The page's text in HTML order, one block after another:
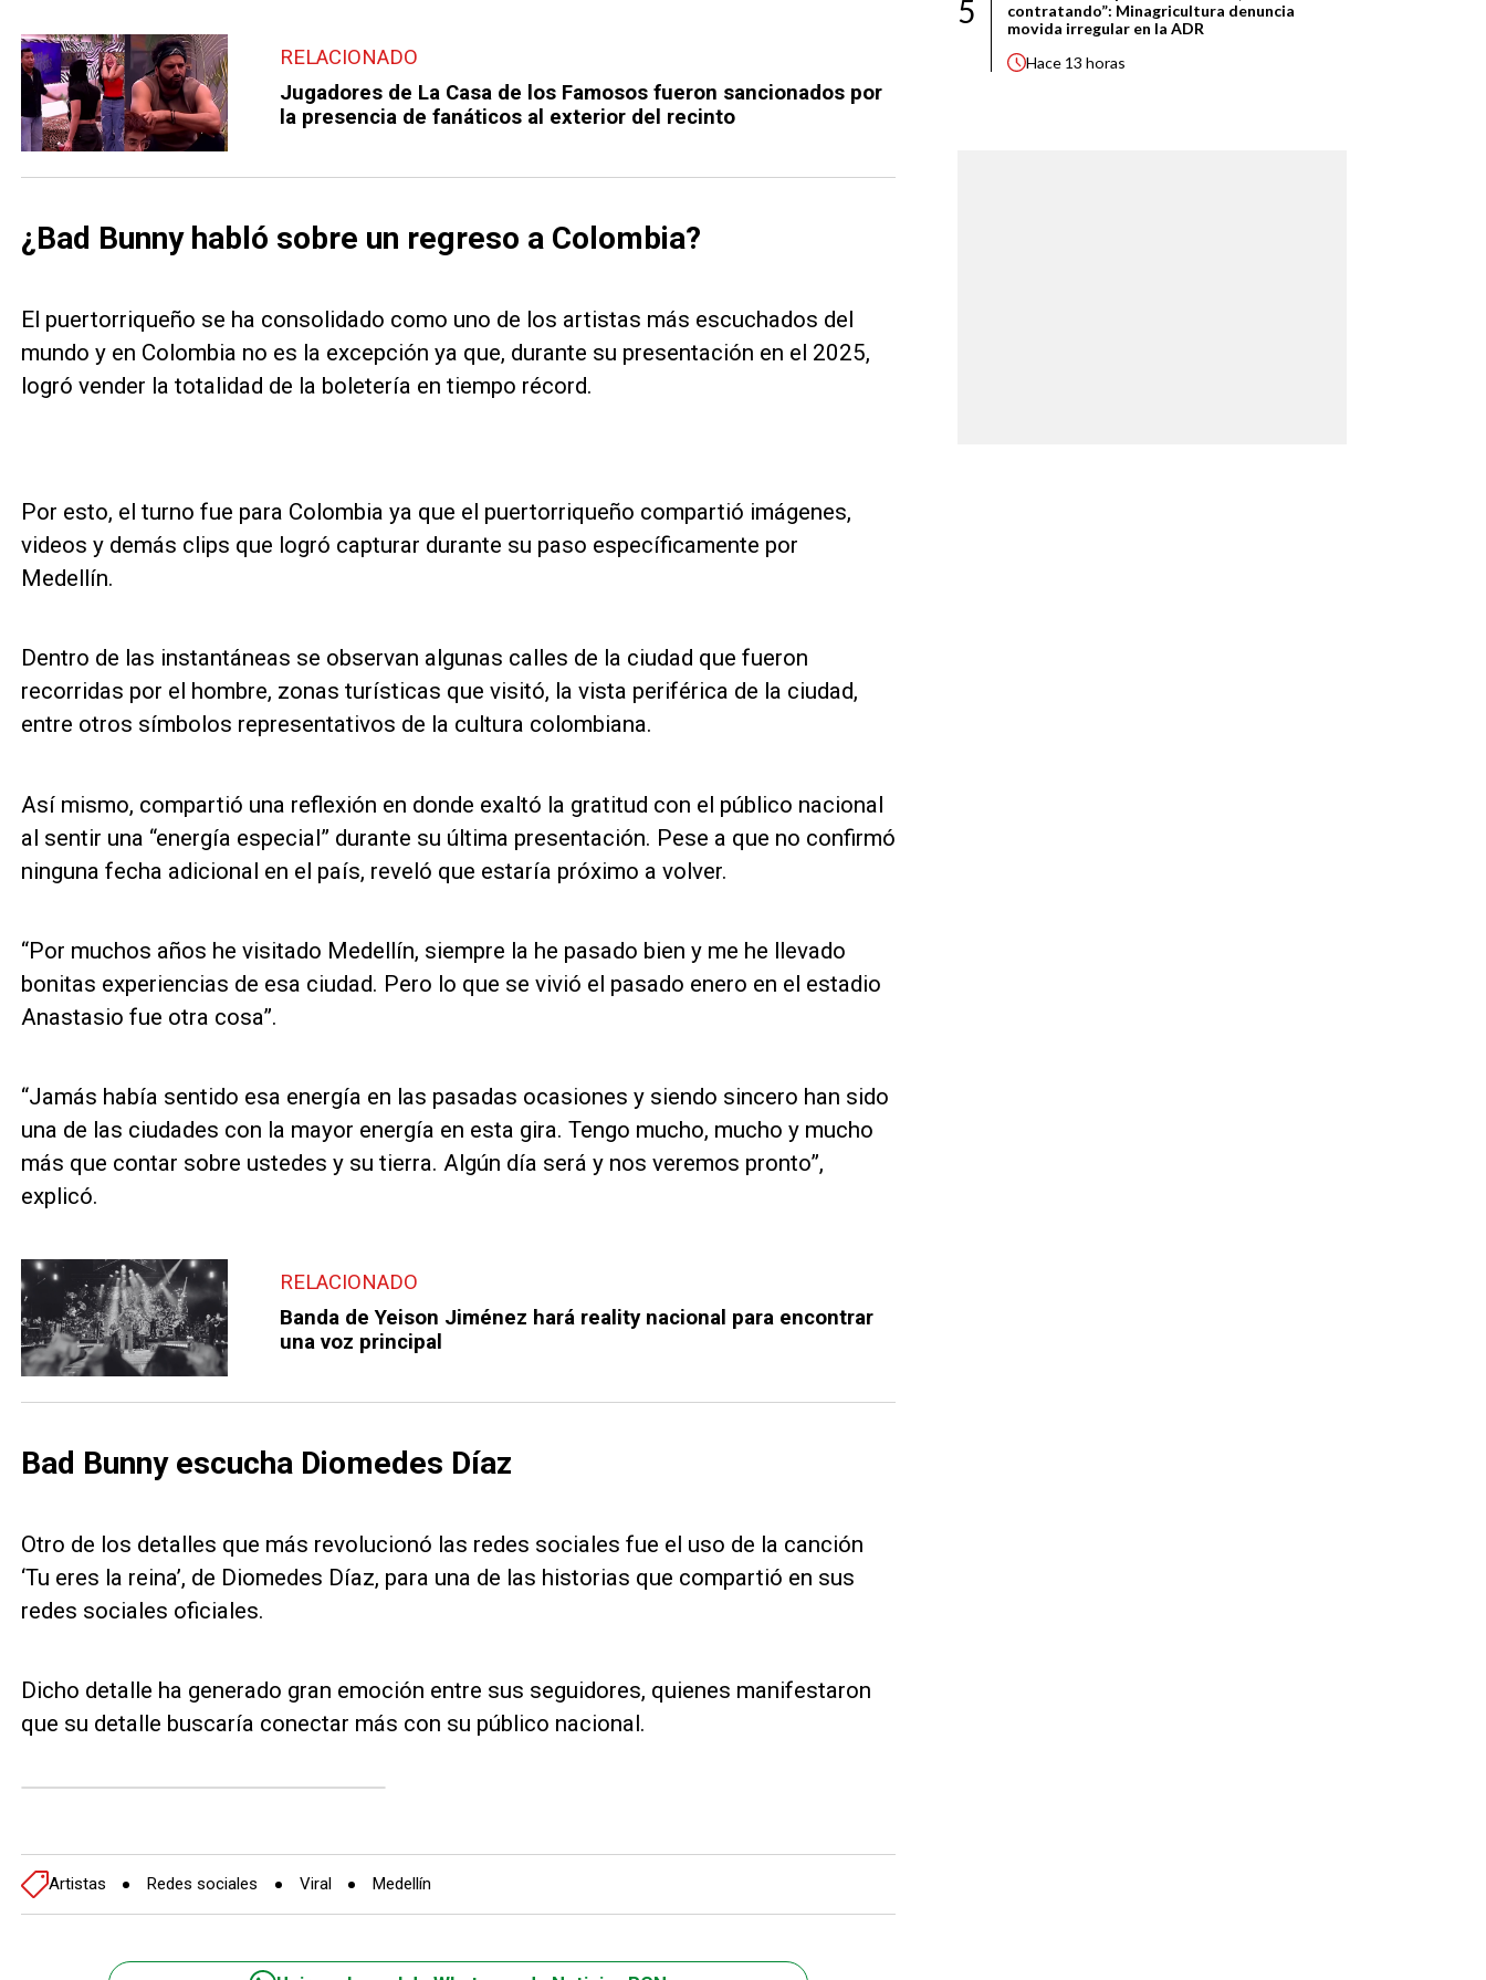
RELACIONADO
Jugadores de La Casa de los Famosos fueron sancionados por
la presencia de fanáticos al exterior del recinto
¿Bad Bunny habló sobre un regreso a Colombia?
El puertorriqueño se ha consolidado como uno de los artistas más escuchados del
mundo y en Colombia no es la excepción ya que, durante su presentación en el 2025,
logró vender la totalidad de la boletería en tiempo récord.
Por esto, el turno fue para Colombia ya que el puertorriqueño compartió imágenes,
videos y demás clips que logró capturar durante su paso específicamente por
Medellín.
Dentro de las instantáneas se observan algunas calles de la ciudad que fueron
recorridas por el hombre, zonas turísticas que visitó, la vista periférica de la ciudad,
entre otros símbolos representativos de la cultura colombiana.
Así mismo, compartió una reflexión en donde exaltó la gratitud con el público nacional
al sentir una “energía especial” durante su última presentación. Pese a que no confirmó
ninguna fecha adicional en el país, reveló que estaría próximo a volver.
“Por muchos años he visitado Medellín, siempre la he pasado bien y me he llevado
bonitas experiencias de esa ciudad. Pero lo que se vivió el pasado enero en el estadio
Anastasio fue otra cosa”.
“Jamás había sentido esa energía en las pasadas ocasiones y siendo sincero han sido
una de las ciudades con la mayor energía en esta gira. Tengo mucho, mucho y mucho
más que contar sobre ustedes y su tierra. Algún día será y nos veremos pronto”,
explicó.
RELACIONADO
Banda de Yeison Jiménez hará reality nacional para encontrar
una voz principal
Bad Bunny escucha Diomedes Díaz
Otro de los detalles que más revolucionó las redes sociales fue el uso de la canción
‘Tu eres la reina’, de Diomedes Díaz, para una de las historias que compartió en sus
redes sociales oficiales.
Dicho detalle ha generado gran emoción entre sus seguidores, quienes manifestaron
que su detalle buscaría conectar más con su público nacional.
Artistas Redes sociales Viral Medellín
5
contratando”: Minagricultura denuncia
movida irregular en la ADR
Hace 13 horas